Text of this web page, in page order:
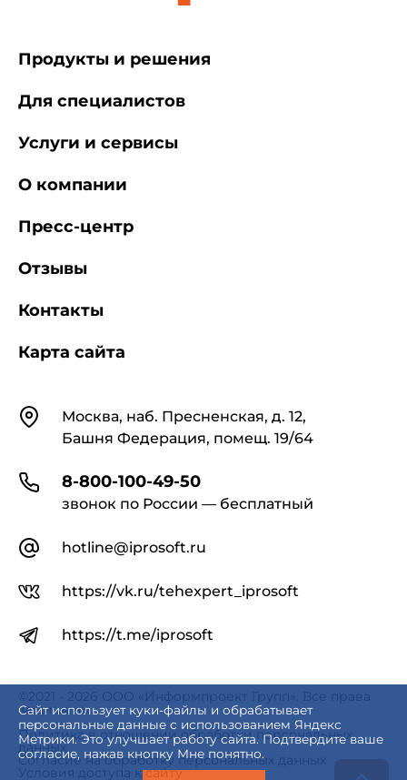
Сайт использует куки-файлы и обрабатывает
персональные данные с использованием Яндекс
Метрики. Это улучшает работу сайта. Подтвердите ваше
согласие, нажав кнопку Мне понятно.
КонтактыМосква, наб. Пресненская, д. 12,
Башня Федерация, помещ. 19/64
8-800-100-49-50
звонок по России — бесплатный
hotline@iprosoft.ru
https://vk.ru/tehexpert_iprosoft
https://t.me/iprosoft
Продукты и решения
Для специалистов
Услуги и сервисы
О компании
Пресс-центр
Отзывы
Контакты
Карта сайта
©2021 - 2026 ООО «Информпроект Групп». Все права
защищены.
Политика в отношении обработки персональных
данных
Согласие на обработку персональных данных
Условия доступа к сайту